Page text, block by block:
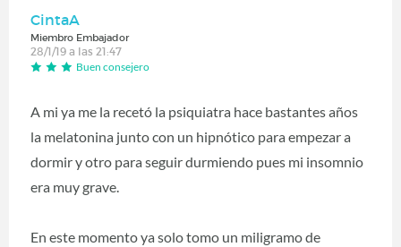
CintaA
Miembro Embajador
28/1/19 a las 21:47
Buen consejero
A mi ya me la recetó la psiquiatra hace bastantes años
la melatonina junto con un hipnótico para empezar a
dormir y otro para seguir durmiendo pues mi insomnio
era muy grave.
En este momento ya solo tomo un miligramo de